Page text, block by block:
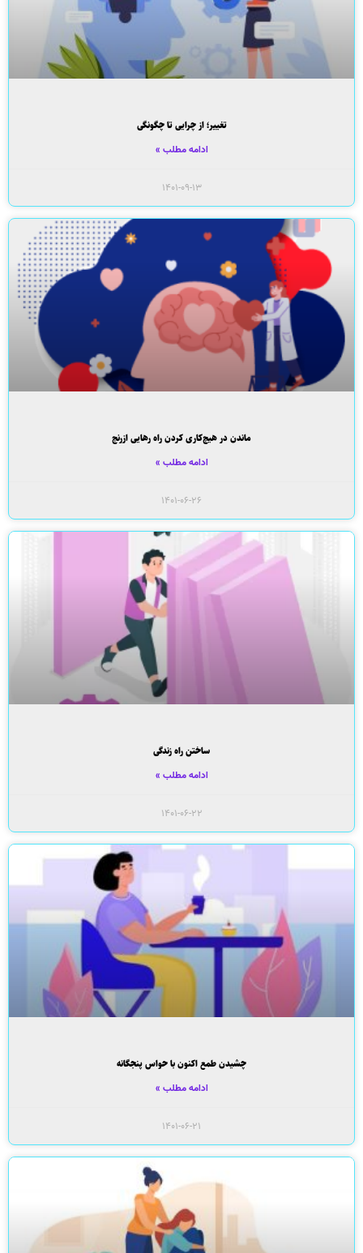
تغییر؛ از چرایی تا چگونگی
ادامه مطلب »
۱۴۰۱-۰۹-۱۳
ماندن در هیچ‌کاری کردن راه رهایی ازرنج
ادامه مطلب »
۱۴۰۱-۰۶-۲۶
ساختن راه زندگی
ادامه مطلب »
۱۴۰۱-۰۶-۲۲
چشیدن طمع اکنون با حواس پنجگانه
ادامه مطلب »
۱۴۰۱-۰۶-۲۱